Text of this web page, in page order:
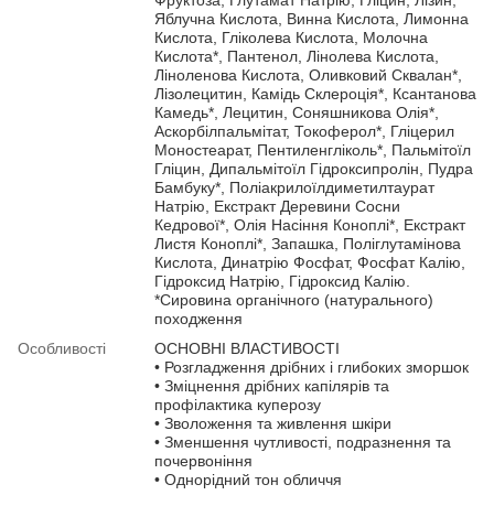
Яблучна Кислота, Винна Кислота, Лимонна
Кислота, Гліколева Кислота, Молочна
Кислота*, Пантенол, Лінолева Кислота,
Ліноленова Кислота, Оливковий Сквалан*,
Лізолецитин, Камідь Склероція*, Ксантанова
Камедь*, Лецитин, Соняшникова Олія*,
Аскорбілпальмітат, Токоферол*, Гліцерил
Моностеарат, Пентиленгліколь*, Пальмітоїл
Гліцин, Дипальмітоїл Гідроксипролін, Пудра
Бамбуку*, Поліакрилоїлдиметилтаурат
Натрію, Екстракт Деревини Сосни
Кедрової*, Олія Насіння Коноплі*, Екстракт
Листя Коноплі*, Запашка, Поліглутамінова
Кислота, Динатрію Фосфат, Фосфат Калію,
Гідроксид Натрію, Гідроксид Калію.
*Сировина органічного (натурального)
походження
Особливості
ОСНОВНІ ВЛАСТИВОСТІ
• Розгладження дрібних і глибоких зморшок
• Зміцнення дрібних капілярів та
профілактика куперозу
• Зволоження та живлення шкіри
• Зменшення чутливості, подразнення та
почервоніння
• Однорідний тон обличчя